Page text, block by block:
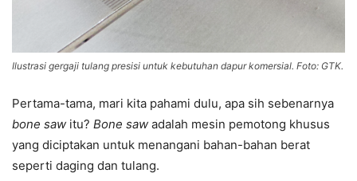
Ilustrasi gergaji tulang presisi untuk kebutuhan dapur komersial. Foto: GTK.
Pertama-tama, mari kita pahami dulu, apa sih sebenarnya
bone saw itu? Bone saw adalah mesin pemotong khusus
yang diciptakan untuk menangani bahan-bahan berat
seperti daging dan tulang.